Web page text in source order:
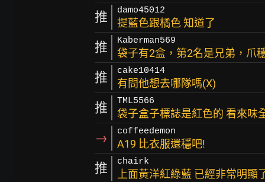
推 damo45012
提藍色跟橘色 知道了
推 Kaberman569
袋子有2盒，第2名是兄弟，爪
推 cake10414
有問他想去哪隊嗎(X)
推 TML5566
袋子盒子標誌是紅色的 看來味
→ coffeedemon
A19 比衣服還穩吧!
推 chairk
上面黃洋紅綠藍 已經非常明顯